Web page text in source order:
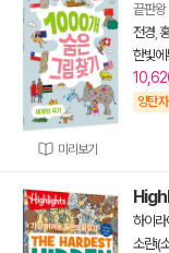
미리보기
끝판왕
전경
한빛에
양탄
하이
소란i(